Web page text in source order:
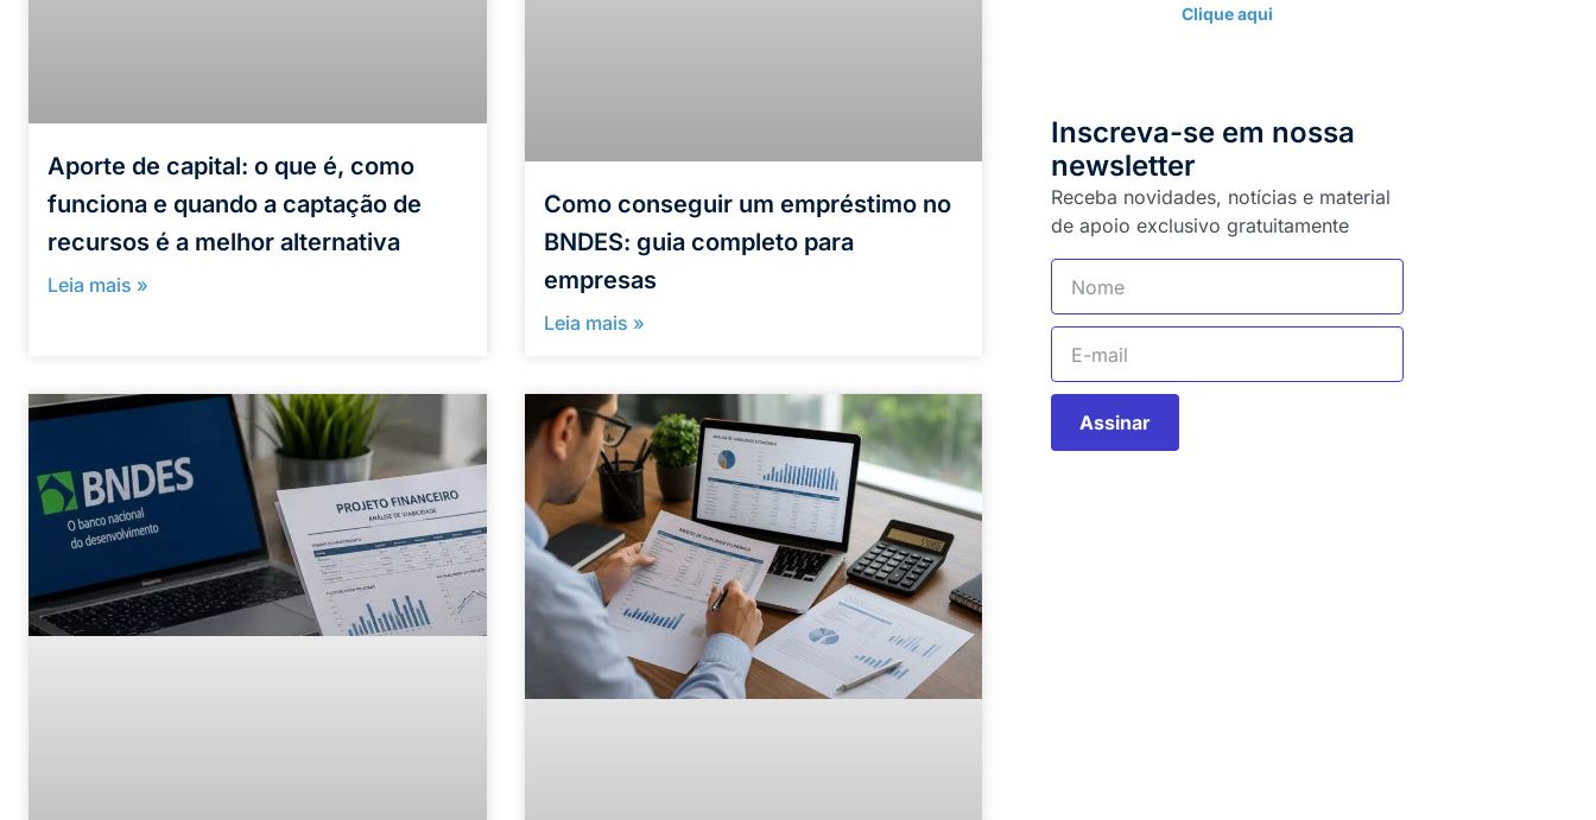
Aporte de capital: o que é, como
funciona e quando a captação de
recursos é a melhor alternativa
Leia mais »
Como conseguir um empréstimo no
BNDES: guia completo para
empresas
Leia mais »
Clique aqui
Inscreva-se em nossa
newsletter
Receba novidades, notícias e material
de apoio exclusivo gratuitamente
Assinar